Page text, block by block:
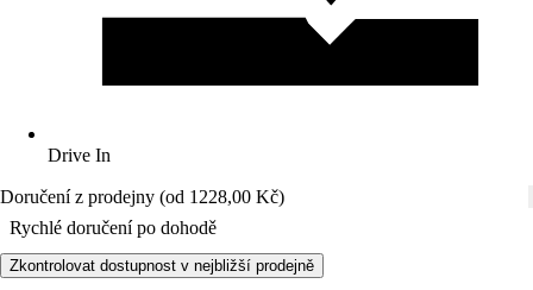
Drive In
Doručení z prodejny (od 1228,00 Kč)
Rychlé doručení po dohodě
Zkontrolovat dostupnost v nejbližší prodejně